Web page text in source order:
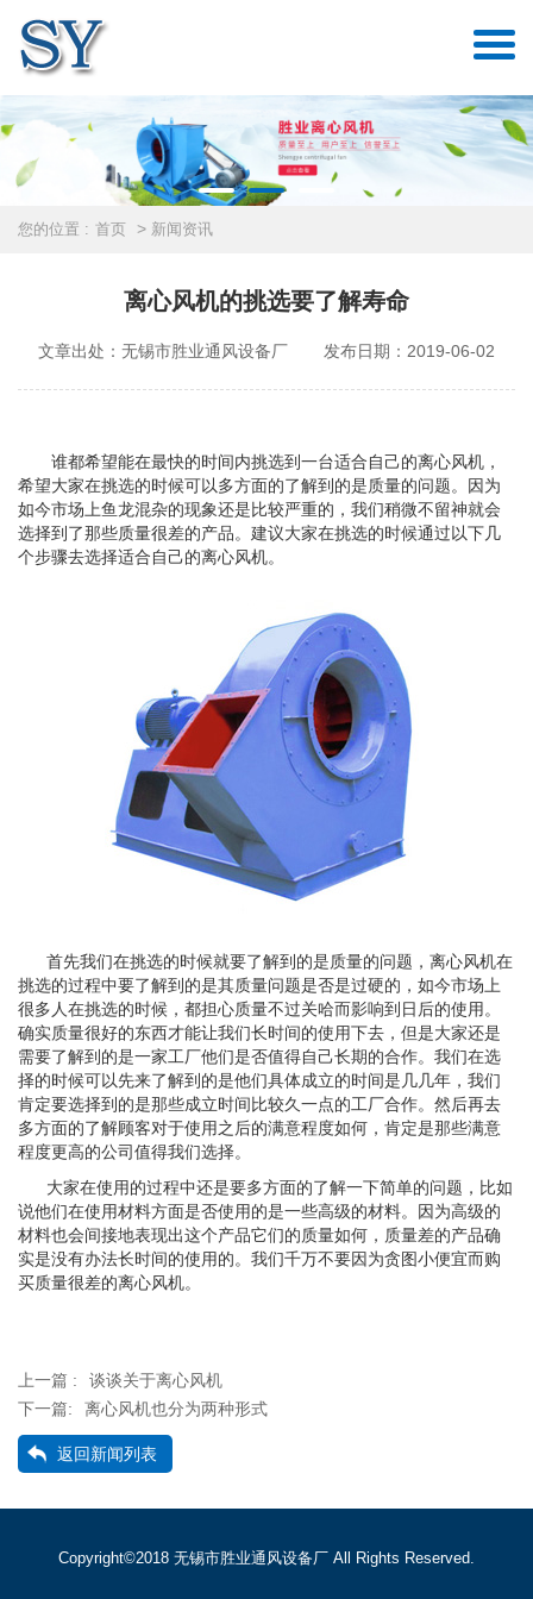
您的位置 : 首页 > 新闻资讯
离心风机的挑选要了解寿命
文章出处：无锡市胜业通风设备厂 发布日期：2019-06-02
谁都希望能在最快的时间内挑选到一台适合自己的离心风机，
希望大家在挑选的时候可以多方面的了解到的是质量的问题。因为
如今市场上鱼龙混杂的现象还是比较严重的，我们稍微不留神就会
选择到了那些质量很差的产品。建议大家在挑选的时候通过以下几
个步骤去选择适合自己的离心风机。
首先我们在挑选的时候就要了解到的是质量的问题，离心风机在
挑选的过程中要了解到的是其质量问题是否是过硬的，如今市场上
很多人在挑选的时候，都担心质量不过关哈而影响到日后的使用。
确实质量很好的东西才能让我们长时间的使用下去，但是大家还是
需要了解到的是一家工厂他们是否值得自己长期的合作。我们在选
择的时候可以先来了解到的是他们具体成立的时间是几几年，我们
肯定要选择到的是那些成立时间比较久一点的工厂合作。然后再去
多方面的了解顾客对于使用之后的满意程度如何，肯定是那些满意
程度更高的公司值得我们选择。
大家在使用的过程中还是要多方面的了解一下简单的问题，比如
说他们在使用材料方面是否使用的是一些高级的材料。因为高级的
材料也会间接地表现出这个产品它们的质量如何，质量差的产品确
实是没有办法长时间的使用的。我们千万不要因为贪图小便宜而购
买质量很差的离心风机。
上一篇 :
谈谈关于离心风机
下一篇:
离心风机也分为两种形式
返回新闻列表
Copyright©2018 无锡市胜业通风设备厂 All Rights Reserved.